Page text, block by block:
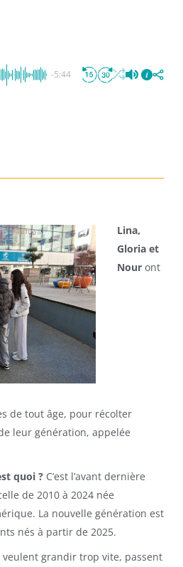
-5:44
Lina,
Gloria et
Nouront
de tout âge, pour récolter
leur génération, appelée
quoi ?C’est l’avant dernière
de 2010 à 2024 née
La nouvelle génération est
nés à partir de 2025.
veulent grandir trop vite, passent